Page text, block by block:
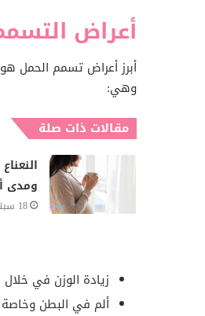
أعراض
أبرز أعراض تسمم الحمل
وهي:
مقالات ذات صلة
ومدى
18 سبتمبر، 2022
زيادة الوزن في
ألم في البطن